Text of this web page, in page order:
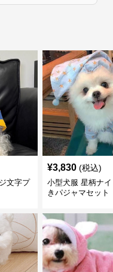
文字プ
¥3,830 (税込)
小型犬服 星柄ナ
きパジャマセット